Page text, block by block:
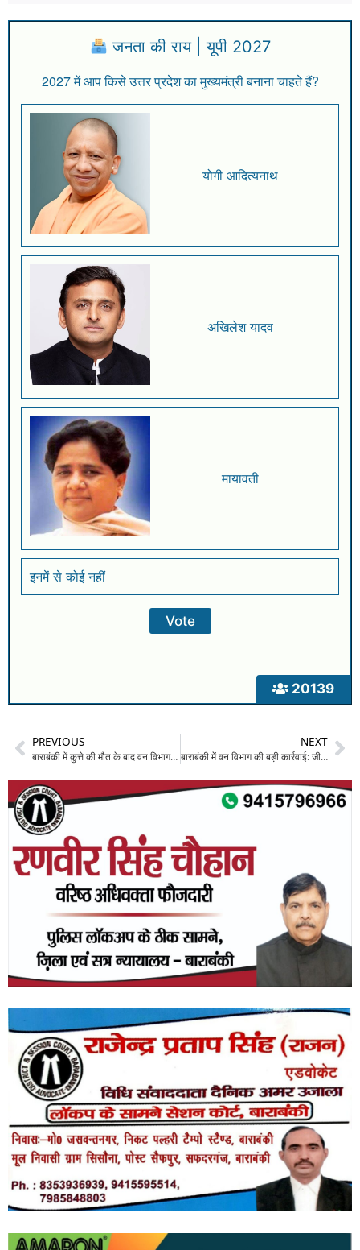
20139
जनता की राय | यूपी 2027
2027 में आप किसे उत्तर प्रदेश का मुख्यमंत्री बनाना चाहते हैं?
योगी आदित्यनाथ
अखिलेश यादव
मायावती
इनमें से कोई नहीं
PREVIOUS
बाराबंकी में कुत्ते की मौत के बाद वन विभाग की टीम पर हमला: डिप्टी रेंजर समेत कई कर्मी घायल; ठेकेदार ने लगाए डेढ़ लाख रुपये मांगने के आरोप
NEXT
बाराबंकी में वन विभाग की बड़ी कार्रवाई: जीवित अजगर के साथ पकड़ा गया युवक, वन्यजीव संरक्षण अधिनियम के तहत मुकदमा दर्ज